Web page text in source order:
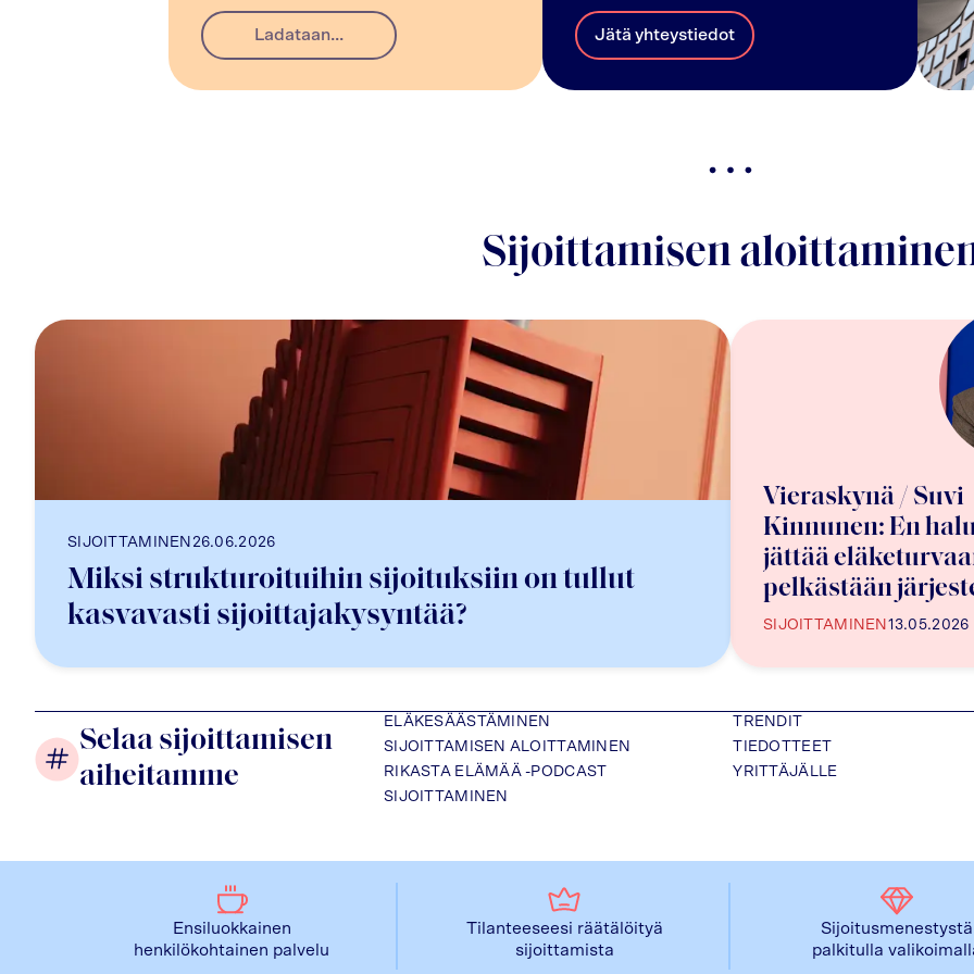
Ladataan... Jätä yhteystiedot
Sijoittamisen
SIJOITTAMINEN 26.06.2026
Miksi strukturoituihin sijoituksiin on tullut
kasvavasti sijoittajakysyntää?
Vieraskynä / Suvi
Kinnunen: En
jättää
pelkästään
varaan
SIJOITTAMINEN 13.05.2026
Selaa sijoittamisen
aiheitamme
ELÄKESÄÄSTÄMINEN
TRENDIT
SIJOITTAMISEN ALOITTAMINEN
TIEDOTTEET
RIKASTA ELÄMÄÄ -PODCAST
YRITTÄJÄLLE
SIJOITTAMINEN
Ensiluokkainen
henkilökohtainen palvelu
Tilanteeseesi räätälöityä
sijoittamista
Sijoitusmenestystä
palkitulla